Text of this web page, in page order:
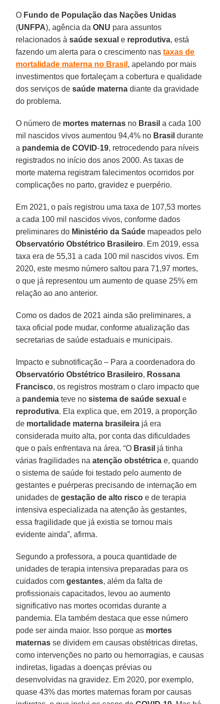
O Fundo de População das Nações Unidas
(UNFPA), agência daONU para assuntos
relacionados àsaúde sexual e reprodutiva, está
fazendo um alerta para o crescimento nastaxas de
mortalidade materna no Brasil , apelando por mais
investimentos que fortaleçam a cobertura e qualidade
dos serviços de saúde materna diante da gravidade
do problema.
O número de mortes maternas no Brasil a cada 100
mil nascidos vivos aumentou 94,4% no Brasil durante
a pandemia de COVID-19, retrocedendo para níveis
registrados no início dos anos 2000. As taxas de
morte materna registram falecimentos ocorridos por
complicações no parto, gravidez e puerpério.
Em 2021, o país registrou uma taxa de 107,53 mortes
a cada 100 mil nascidos vivos, conforme dados
preliminares do Ministério da Saúde mapeados pelo
Observatório Obstétrico Brasileiro. Em 2019, essa
taxa era de 55,31 a cada 100 mil nascidos vivos. Em
2020, este mesmo número saltou para 71,97 mortes,
o que já representou um aumento de quase 25% em
relação ao ano anterior.
Como os dados de 2021 ainda são preliminares, a
taxa oficial pode mudar, conforme atualização das
secretarias de saúde estaduais e municipais.
Impacto e subnotificação – Para a coordenadora do
Observatório Obstétrico Brasileiro, Rossana
Francisco, os registros mostram o claro impacto que
a pandemia teve nosistema de saúde sexual e
reprodutiva. Ela explica que, em 2019, a proporção
de mortalidade materna brasileira já era
considerada muito alta, por conta das dificuldades
que o país enfrentava na área. “O Brasil já tinha
várias fragilidades naatenção obstétrica e, quando
o sistema de saúde foi testado pelo aumento de
gestantes e puérperas precisando de internação em
unidades de gestação de alto risco e de terapia
intensiva especializada na atenção às gestantes,
essa fragilidade que já existia se tornou mais
evidente ainda”, afirma.
Segundo a professora, a pouca quantidade de
unidades de terapia intensiva preparadas para os
cuidados comgestantes, além da falta de
profissionais capacitados, levou ao aumento
significativo nas mortes ocorridas durante a
pandemia. Ela também destaca que esse número
pode ser ainda maior. Isso porque as mortes
maternas se dividem em causas obstétricas diretas,
como intervenções no parto ou hemorragias, e causas
indiretas, ligadas a doenças prévias ou
desenvolvidas na gravidez. Em 2020, por exemplo,
quase 43% das mortes maternas foram por causas